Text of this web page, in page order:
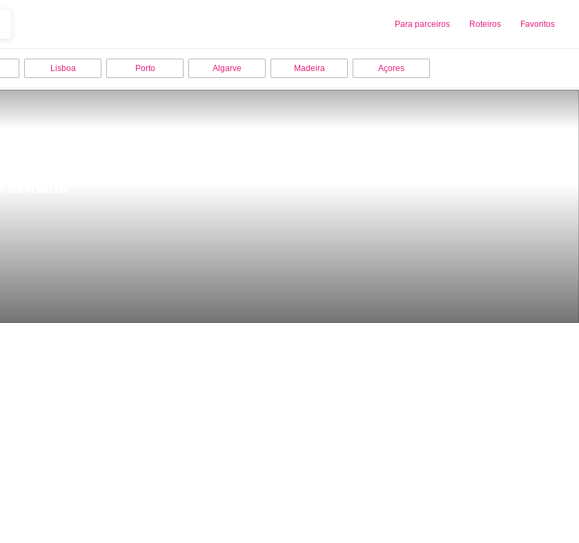
Para parceiros Roteiros Favoritos
Sobre nós Adicionar uma Empresa
Lisboa Porto Algarve Madeira Açores